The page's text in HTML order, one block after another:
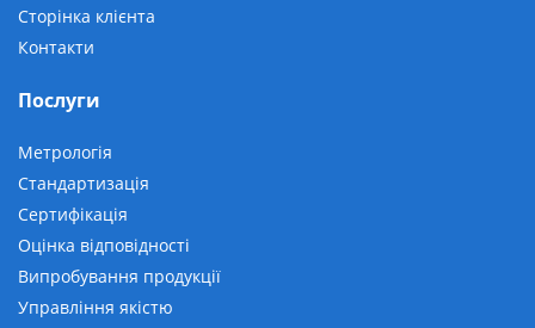
Сторінка клієнта
Контакти
Послуги
Метрологія
Стандартизація
Сертифікація
Оцінка відповідності
Випробування продукції
Управління якістю